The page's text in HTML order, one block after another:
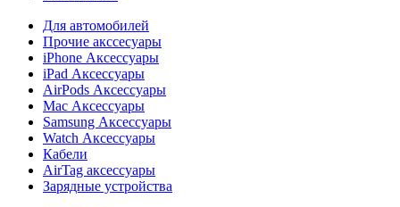
Для автомобилей
Прочие акссесуары
iPhone Аксессуары
iPad Аксессуары
AirPods Аксессуары
Mac Аксессуары
Samsung Аксессуары
Watch Аксессуары
Кабели
AirTag аксессуары
Зарядные устройства